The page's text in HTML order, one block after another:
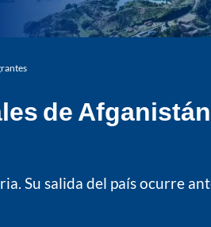
de
Su salida del país ocurre